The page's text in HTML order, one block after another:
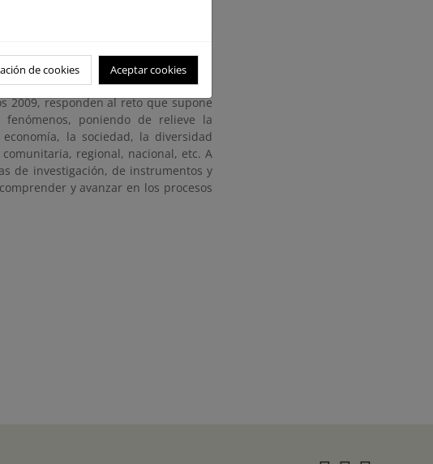
y la excelencia de la Educación
2009, responden al reto que supone
poniendo de relieve la
la sociedad, la diversidad
regional, nacional, etc. A
de investigación, de instrumentos y
y avanzar en los procesos
de cookies Aceptar cookies